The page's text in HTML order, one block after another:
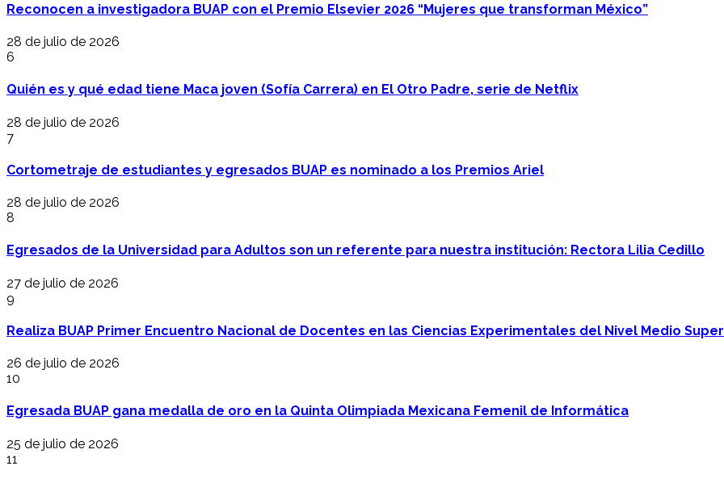
Reconocen a investigadora BUAP con el Premio Elsevier 2026 “Mujeres que transforman México”
28 de julio de 2026
6
Quién es y qué edad tiene Maca joven (Sofía Carrera) en El Otro Padre, serie de Netflix
28 de julio de 2026
7
Cortometraje de estudiantes y egresados BUAP es nominado a los Premios Ariel
28 de julio de 2026
8
Egresados de la Universidad para Adultos son un referente para nuestra institución: Rectora Lilia Cedillo
27 de julio de 2026
9
Realiza BUAP Primer Encuentro Nacional de Docentes en las Ciencias Experimentales del Nivel Medio
26 de julio de 2026
10
Egresada BUAP gana medalla de oro en la Quinta Olimpiada Mexicana Femenil de Informática
25 de julio de 2026
11